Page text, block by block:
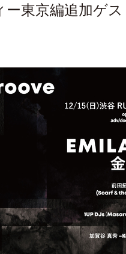
ー東京編追加ゲ